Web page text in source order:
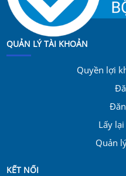
QUẢN LÝ TÀI KHOẢN
Quyền lợi
Lấy
Quản
KẾT NỐI